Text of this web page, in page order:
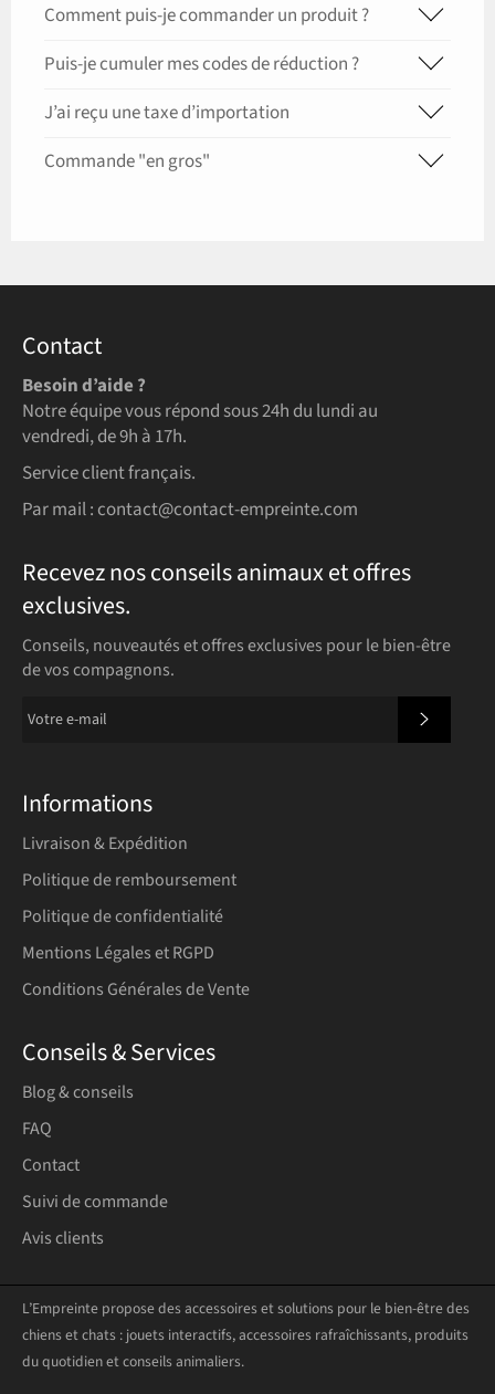
Comment puis-je commander un produit ?
Puis-je cumuler mes codes de réduction ?
J’ai reçu une taxe d’importation
Commande "en gros"
Contact
Besoin d’aide ?
Notre équipe vous répond sous 24h du lundi au
vendredi, de 9h à 17h.
Service client français.
Par mail : contact@contact-empreinte.com
Recevez nos conseils animaux et offres
exclusives.
Conseils, nouveautés et offres exclusives pour le bien-être
de vos compagnons.
Informations
Livraison & Expédition
Politique de remboursement
Politique de confidentialité
Mentions Légales et RGPD
Conditions Générales de Vente
Conseils & Services
Blog & conseils
FAQ
Contact
Suivi de commande
Avis clients
L’Empreinte propose des accessoires et solutions pour le bien-être des
chiens et chats : jouets interactifs, accessoires rafraîchissants, produits
du quotidien et conseils animaliers.